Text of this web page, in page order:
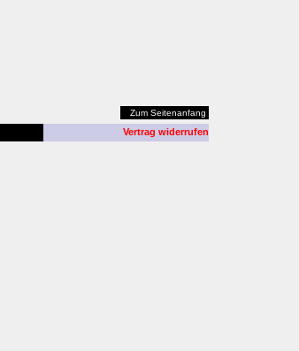
Zum Seitenanfang
Vertrag widerrufen